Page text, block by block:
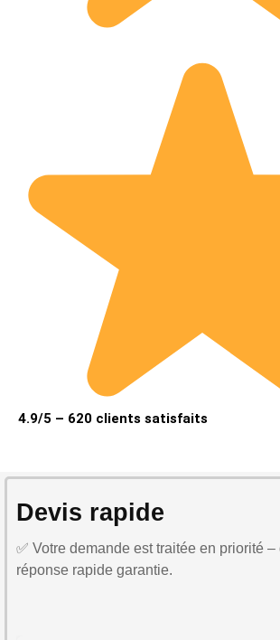
4.9/5 – 620 clients satisfaits
Devis rapide
✅ Votre demande est traitée en priorité
réponse rapide garantie.